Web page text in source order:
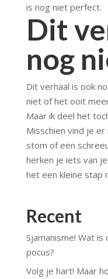
is nog niet perfect.
Dit
nog
Dit verhaal is ook
niet of het ooit
Maar ik deel het
Misschien vind je
stom of een
herken je iets van
het een kleine stap
Recent
Sjamanisme! Wat
pocus?
Volg je hart! Maar